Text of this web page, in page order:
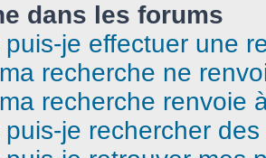
dans les forums
puis-je effectuer une
recherche ne
recherche renvoie
je rechercher